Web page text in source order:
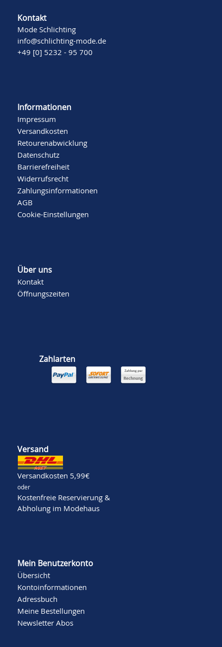
Kontakt
Mode Schlichting
info@schlichting-mode.de
+49 [0] 5232 - 95 700
Informationen
Impressum
Versandkosten
Retourenabwicklung
Datenschutz
Barrierefreiheit
Widerrufsrecht
Zahlungsinformationen
AGB
Cookie-Einstellungen
Über uns
Kontakt
Öffnungszeiten
Zahlarten
Versand
Versandkosten 5,99€
oder
Kostenfreie Reservierung &
Abholung im Modehaus
Mein Benutzerkonto
Übersicht
Kontoinformationen
Adressbuch
Meine Bestellungen
Newsletter Abos